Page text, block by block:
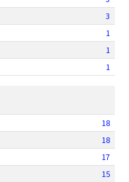
3
1
1
1
18
18
17
15